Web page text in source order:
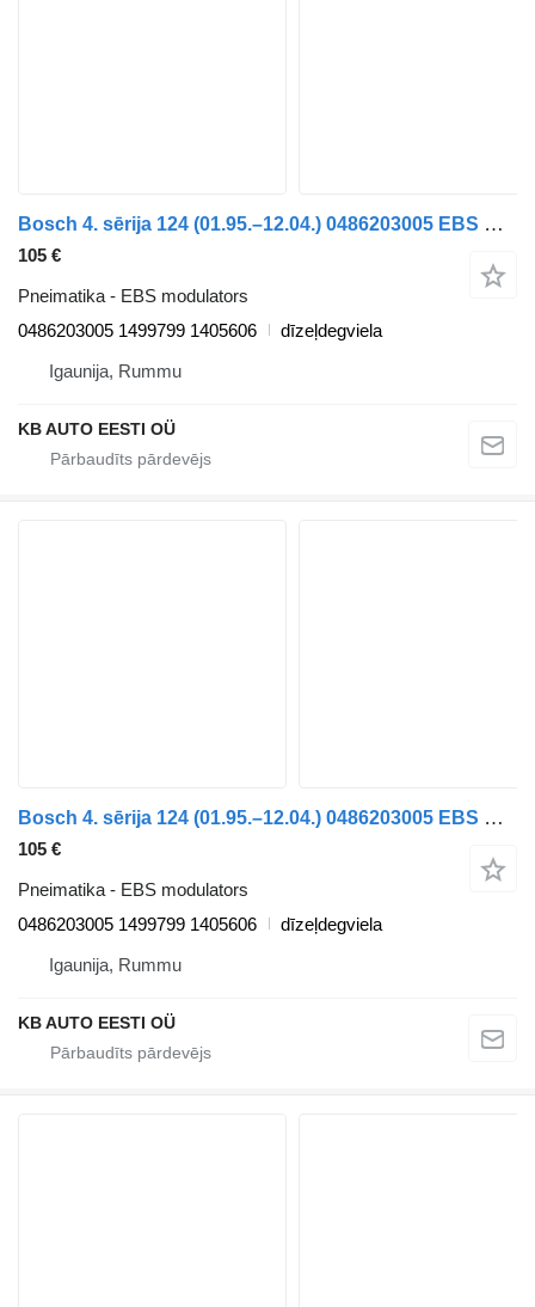
Bosch 4. sērija 124 (01.95.–12.04.) 0486203005 EBS modulators paredzēts Scania 4-series (1995-2006) kravas automašīnas
105 €
Pneimatika - EBS modulators
0486203005 1499799 1405606
dīzeļdegviela
Igaunija, Rummu
KB AUTO EESTI OÜ
Bosch 4. sērija 124 (01.95.–12.04.) 0486203005 EBS modulators paredzēts Scania 4-series (1995-2006) kravas automašīnas
105 €
Pneimatika - EBS modulators
0486203005 1499799 1405606
dīzeļdegviela
Igaunija, Rummu
KB AUTO EESTI OÜ